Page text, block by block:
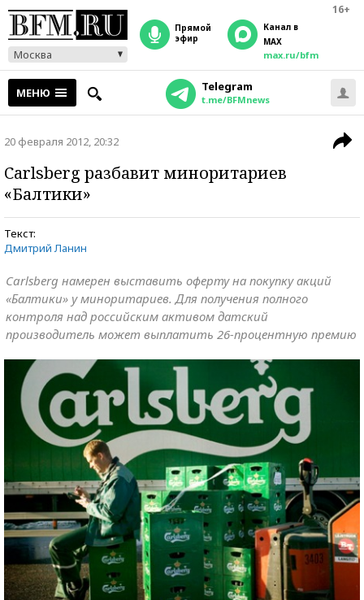
16+
Москва
прямой
эфир
Канал в
MAX
max.ru/bfm
МЕНЮ Telegram
t.me/BFMnews
20 февраля 2012, 20:32
Carlsberg разбавит миноритариев
«Балтики»
Текст:
Дмитрий Ланин
Carlsberg намерен выставить оферту на покупку акций
«Балтики» у миноритариев. Для получения полного
контроля над российским активом датский
производитель может выплатить 26-процентную премию